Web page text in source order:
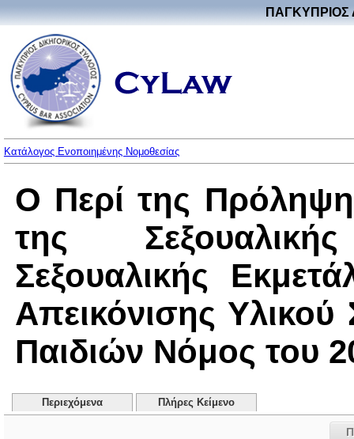
ΠΑΓΚΥΠΡΙΟΣ
Κατάλογος Ενοποιημένης Νομοθεσίας
Ο Περί της
της
Σεξουαλικής
Απεικόνισης
Παιδιών Νόμος του
Περιεχόμενα Πλήρες Κείμενο